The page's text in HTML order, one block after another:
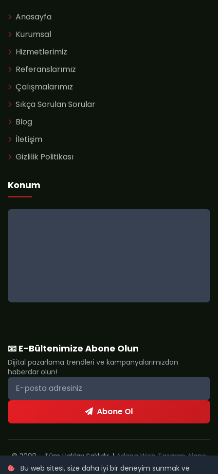
Anasayfa
Kurumsal
Hizmetlerimiz
Referanslarımız
Çalışmalarımız
Sıkça Sorulan Sorular
Blog
İletişim
Gizlilik Politikası
Konum
📧 E-Bültenimize Abone Olun
Dijital pazarlama trendleri ve kampanyalarımızdan
haberdar olun!
Abone Ol
© 2009 - Tüm Hakları Saklıdır. |Adana Web Tasarım Ajansı
Metropol Web
Bu web sitesi, size daha iyi bir deneyim sunmak ve